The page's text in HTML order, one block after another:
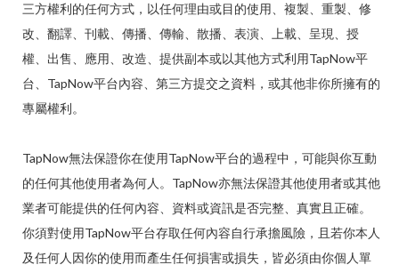
三方權利的任何方式，以任何理由或目的使用、複製、重製、修
改、翻譯、刊載、傳播、傳輸、散播、表演、上載、呈現、授
權、出售、應用、改造、提供副本或以其他方式利用TapNow平
台、TapNow平台內容、第三方提交之資料，或其他非你所擁有的
專屬權利。
TapNow無法保證你在使用TapNow平台的過程中，可能與你互動
的任何其他使用者為何人。TapNow亦無法保證其他使用者或其他
業者可能提供的任何內容、資料或資訊是否完整、真實且正確。
你須對使用TapNow平台存取任何內容自行承擔風險，且若你本人
及任何人因你的使用而產生任何損害或損失，皆必須由你個人單